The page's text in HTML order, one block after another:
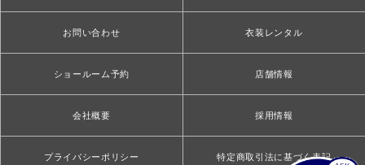
お問い合わせ 衣装レンタル
ショールーム予約 店舗情報
会社概要 採用情報
プライバシーポリシー 特定商取引法に基づく表記